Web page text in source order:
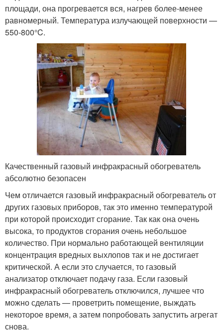
площади, она прогревается вся, нагрев более-менее
равномерный. Температура излучающей поверхности —
550-800°C.
Качественный газовый инфракрасный обогреватель
абсолютно безопасен
Чем отличается газовый инфракрасный обогреватель от
других газовых приборов, так это именно температурой
при которой происходит сгорание. Так как она очень
высока, то продуктов сгорания очень небольшое
количество. При нормально работающей вентиляции
концентрация вредных выхлопов так и не достигает
критической. А если это случается, то газовый
анализатор отключает подачу газа. Если газовый
инфракрасный обогреватель отключился, лучшее что
можно сделать — проветрить помещение, выждать
некоторое время, а затем попробовать запустить агрегат
снова.